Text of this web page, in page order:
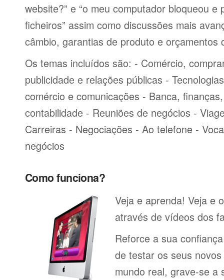
website?” e “o meu computador bloqueou e
ficheiros” assim como discussões mais
câmbio, garantias de produto e orçamentos
Os temas incluídos são: - Comércio,
publicidade e relações públicas -
comércio e comunicações - Banca,
contabilidade - Reuniões de negócios -
Carreiras - Negociações - Ao telefone -
negócios
Como funciona?
Veja e aprenda! Veja e
através de vídeos dos
Reforce a sua
de testar os seus
mundo real, grave-se a